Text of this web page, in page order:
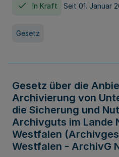
In Kraft Seit 01. Januar
Gesetz
Gesetz über die
Archivierung von
die Sicherung und
Archivguts im Lande
Westfalen
Westfalen - ArchivG